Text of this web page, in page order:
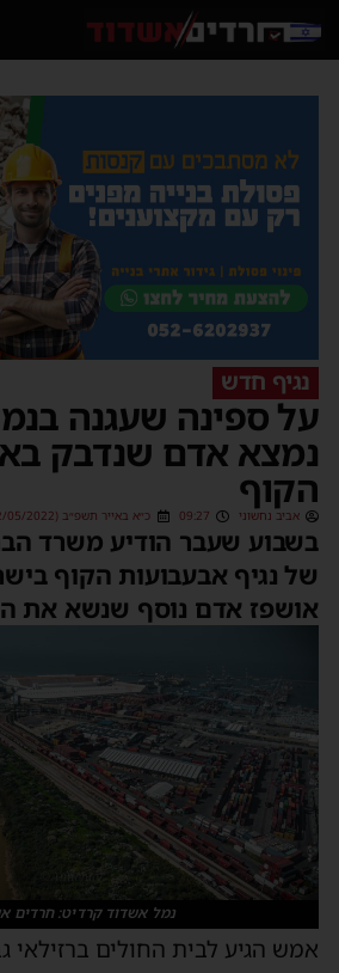
נגיף חדש
על ספינה שעגנה
נמצא אדם שנדבק
הקוף
אביב נחשוני 09:27 כ״א באייר תשפ״ב (22/05/2022)
בשבוע שעבר הודיע משרד
של נגיף אבעבועות הקוף
אושפז אדם נוסף שנשא את
נמל אשדוד קרדיט: חרדים
אמש הגיע לבית החולים